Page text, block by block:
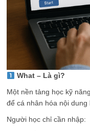
What – Là gì?
Một nền tảng học kỹ
để cá nhân hóa nội
Người học chỉ cần nhập: